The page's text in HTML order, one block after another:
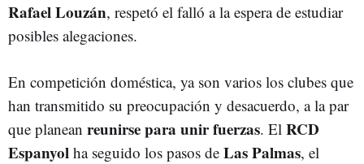
Rafael Louzán, respetó el falló a la espera de estudiar
posibles alegaciones.
En competición doméstica, ya son varios los clubes que
han transmitido su preocupación y desacuerdo, a la par
que planean reunirse para unir fuerzas. El RCD
Espanyol ha seguido los pasos de Las Palmas, el